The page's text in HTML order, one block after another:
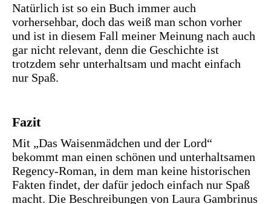
Natürlich ist so ein Buch immer auch
vorhersehbar, doch das weiß man schon vorher
und ist in diesem Fall meiner Meinung nach auch
gar nicht relevant, denn die Geschichte ist
trotzdem sehr unterhaltsam und macht einfach
nur Spaß.
Fazit
Mit „Das Waisenmädchen und der Lord“
bekommt man einen schönen und unterhaltsamen
Regency-Roman, in dem man keine historischen
Fakten findet, der dafür jedoch einfach nur Spaß
macht. Die Beschreibungen von Laura Gambrinus